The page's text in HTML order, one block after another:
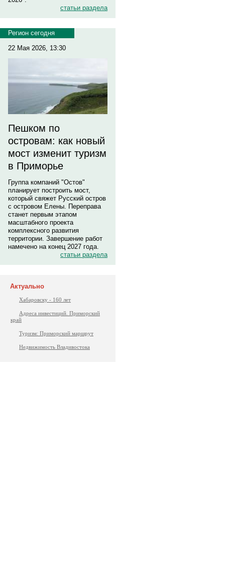
статьи раздела
Регион сегодня
22 Мая 2026, 13:30
Пешком по
островам: как новый
мост изменит туризм
в Приморье
Группа компаний "Остов"
планирует построить мост,
который свяжет Русский остров
с островом Елены. Переправа
станет первым этапом
масштабного проекта
комплексного развития
территории. Завершение работ
намечено на конец 2027 года.
статьи раздела
Актуально
Хабаровску - 160 лет
Адреса инвестиций. Приморский
край
Туризм: Приморский маршрут
Недвижимость Владивостока